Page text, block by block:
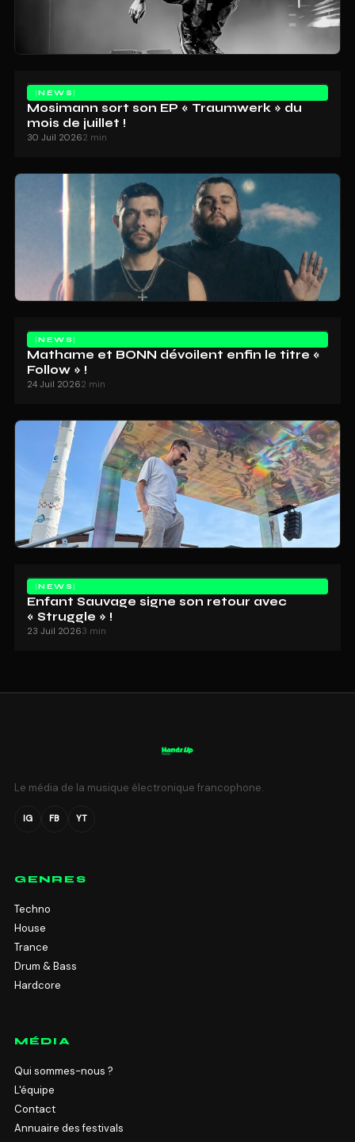
NEWS
Mosimann sort son EP « Traumwerk » du
mois de juillet !
30 Juil 20262 min
NEWS
Mathame et BONN dévoilent enfin le titre «
Follow » !
24 Juil 20262 min
NEWS
Enfant Sauvage signe son retour avec
« Struggle » !
23 Juil 20263 min
Le média de la musique électronique francophone.
IG FB YT
GENRES
Techno
House
Trance
Drum & Bass
Hardcore
MÉDIA
Qui sommes-nous ?
L'équipe
Contact
Annuaire des festivals